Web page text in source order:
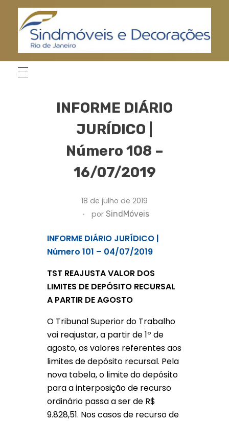
S
indMoveis-Rio
Home
DIÁRIO JURÍDICO | Núme...
INFORME DIÁRIO
JURÍDICO |
Número 108 –
16/07/2019
18 de julho de 2019
por SindMóveis
INFORME DIÁRIO JURÍDICO |
Número 101 – 04/07/2019
TST REAJUSTA VALOR DOS
LIMITES DE DEPÓSITO RECURSAL
A PARTIR DE AGOSTO
O Tribunal Superior do Trabalho
vai reajustar, a partir de 1º de
agosto, os valores referentes aos
limites de depósito recursal. Pela
nova tabela, o limite do depósito
para a interposição de recurso
ordinário passa a ser de R$
9.828,51. Nos casos de recurso de